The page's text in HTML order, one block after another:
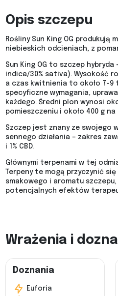
Opis szczepu
Rośliny Sun King OG produkują
niebieskich odcieniach, z
Sun King OG to szczep hybryda
indica/30% sativa). Wysokość
a czas kwitnienia to około 7-9
specyficzne wymagania,
każdego. Średni plon wynosi
pomieszczeniu i około 400 g
Szczep jest znany ze swojego
sennego działania – zakres
i 1% CBD​.
Głównymi terpenami w tej
Terpeny te mogą przyczynić
smakowego i aromatu
potencjalnych efektów
Wrażenia i
Doznania
Euforia